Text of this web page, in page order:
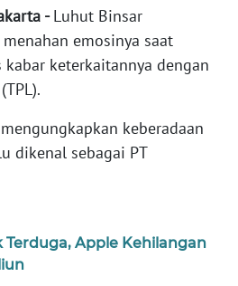
-Luhut Binsar
emosinya saat
kabar keterkaitannya dengan
keberadaan
dikenal sebagai PT
Terduga, Apple Kehilangan